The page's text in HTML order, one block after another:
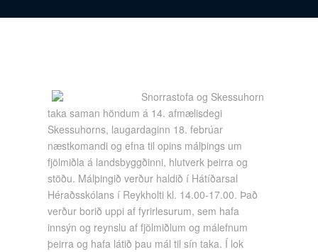
Snorrastofa og Skessuhorn
taka saman höndum á 14. afmælisdegi
Skessuhorns, laugardaginn 18. febrúar
næstkomandi og efna til opins málþings um
fjölmiðla á landsbyggðinni, hlutverk þeirra og
stöðu. Málþingið verður haldið í Hátíðarsal
Héraðsskólans í Reykholti kl. 14.00-17.00. Það
verður borið uppi af fyrirlesurum, sem hafa
innsýn og reynslu af fjölmiðlum og málefnum
þeirra og hafa látið þau mál til sín taka. Í lok